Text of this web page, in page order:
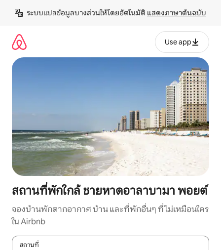
เนื้อหา
ระบบแปลข้อมูลบางส่วนให้โดยอัตโนมัติ แสดงภาษาต้นฉบับ
Use app
สถานที่พักใกล้ ชายหาดอาลาบามา พอยต์
จองบ้านพักตากอากาศ บ้าน และที่พักอื่นๆ ที่ไม่เหมือนใคร
ใน Airbnb
สถานที่